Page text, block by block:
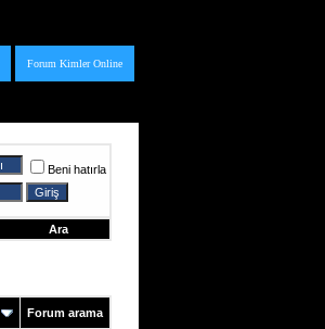
Forum Kimler Online
Beni hatırla
Ara
Forum arama